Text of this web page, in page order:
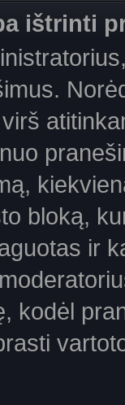
ištrinti
bloką,
ir
kodėl